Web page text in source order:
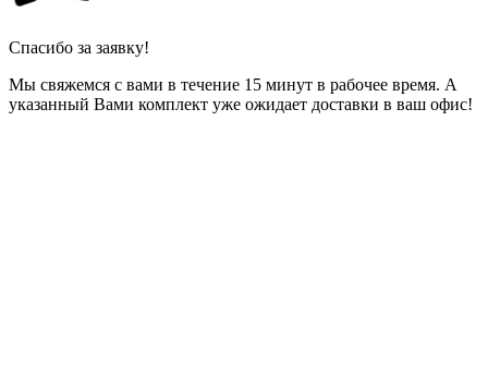
Спасибо за заявку!
Мы свяжемся с вами в течение 15 минут в рабочее время. А
указанный Вами комплект уже ожидает доставки в ваш офис!